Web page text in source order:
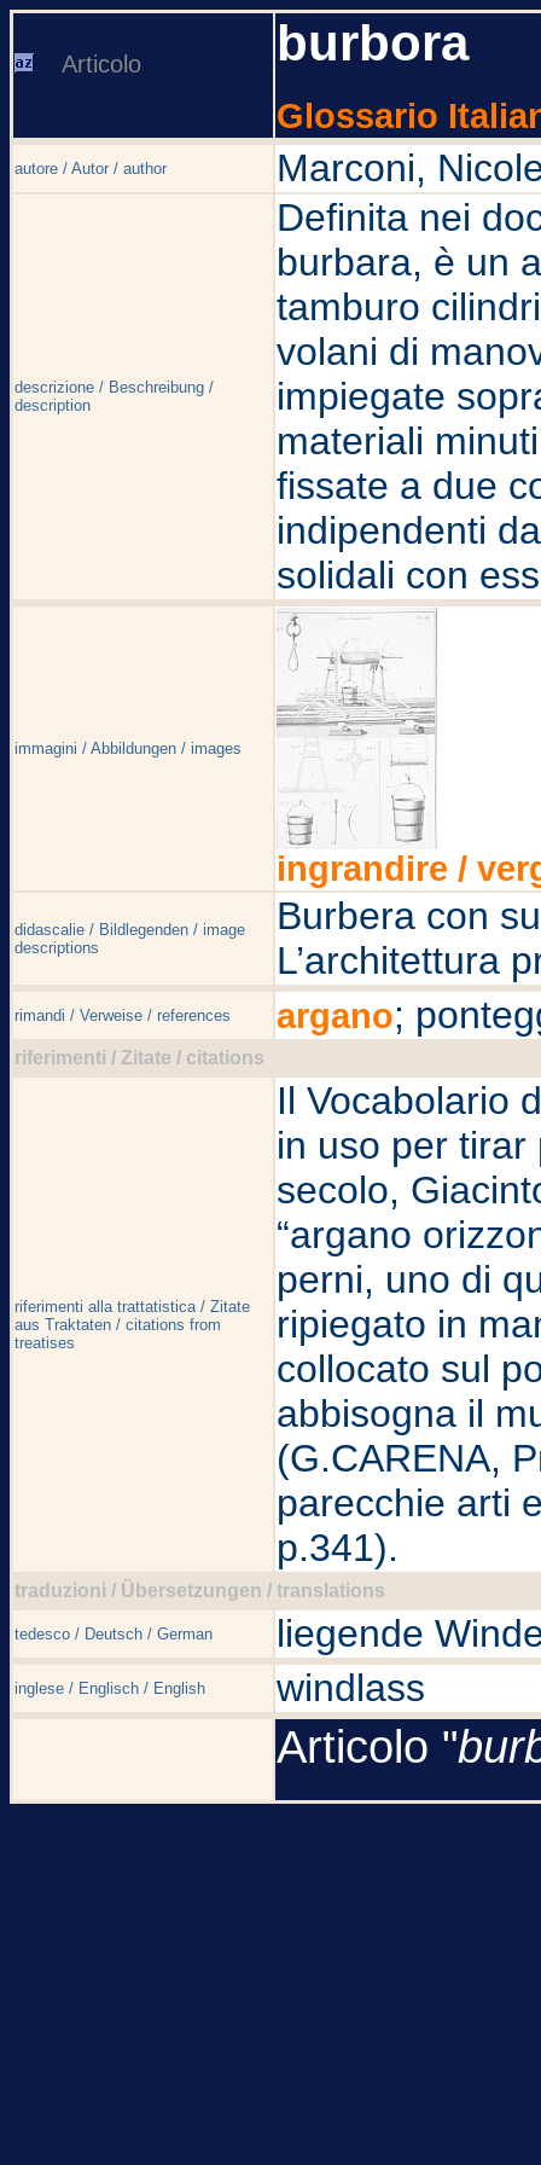
Articolo burbora
Glossario
autore / Autor / author Marconi,
descrizione / Beschreibung /
description
Definita nei
burbara, è un
tamburo
volani di
impiegate
materiali
fissate a due
indipendenti
solidali con
immagini / Abbildungen / images
ingrandire /
didascalie / Bildlegenden / image
descriptions
Burbera con
L’architettura
rimandi / Verweise / references argano;
riferimenti / Zitate / citations
riferimenti alla trattatistica / Zitate
aus Traktaten / citations from
treatises
Il Vocabolario
in uso per tirar
secolo,
“argano
perni, uno di
ripiegato in
collocato sul
abbisogna il
(G.CARENA,
parecchie arti
p.341).
traduzioni / Übersetzungen / translations
tedesco / Deutsch / German liegende
inglese / Englisch / English windlass
Articolo "